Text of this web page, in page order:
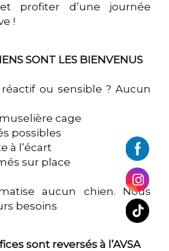
profiter d’une journée
!
SONT LES BIENVENUS
ou sensible ? Aucun
cage
possibles
à l’écart
sur place
aucun chien. Nous
besoins
sont reversés à l’AVSA